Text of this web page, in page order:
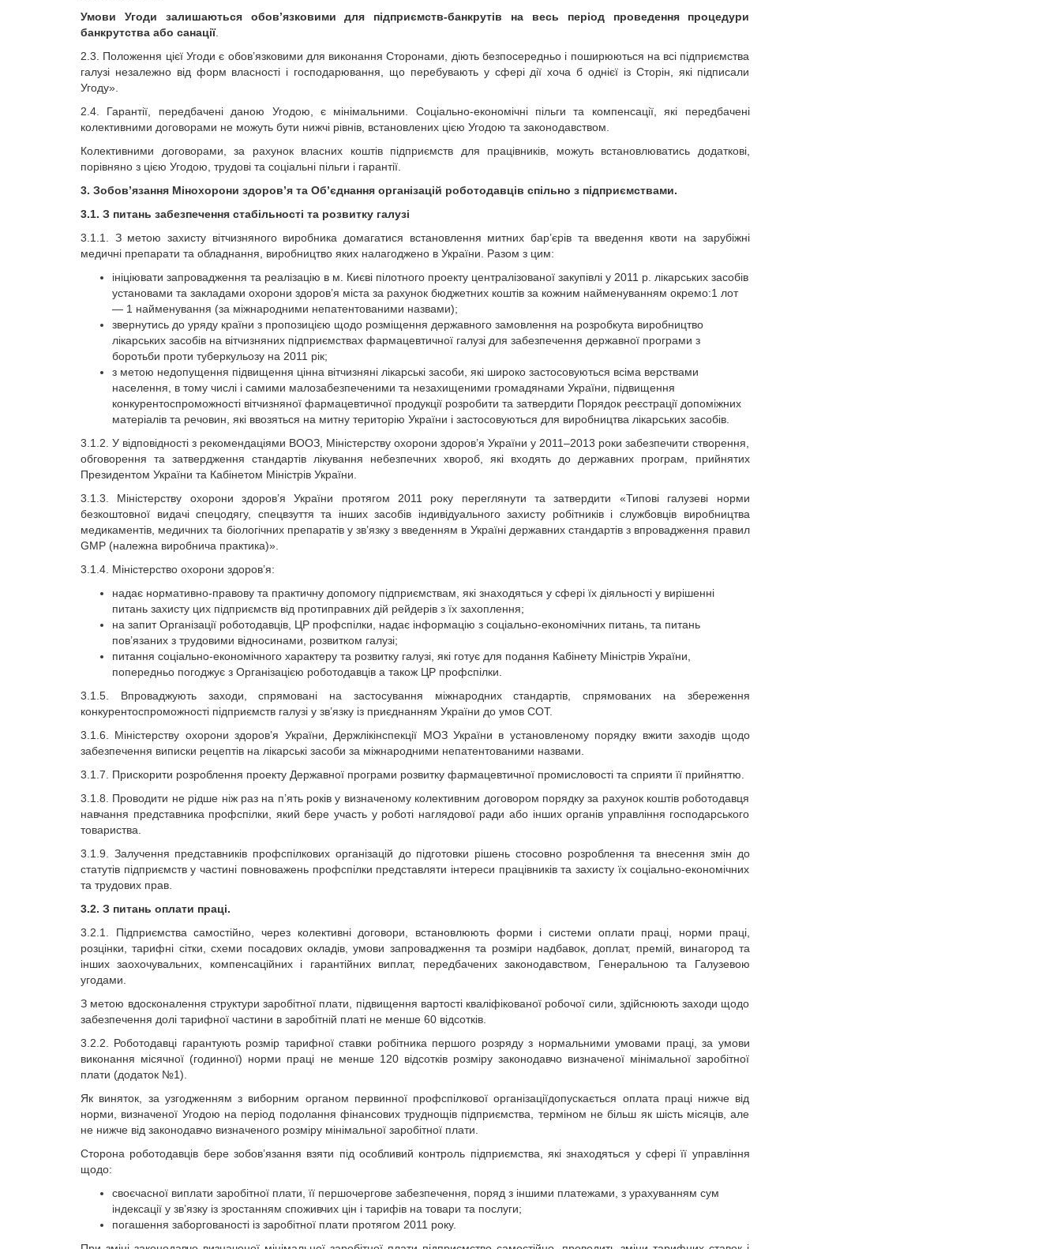
Умови Угоди залишаються обов’язковими для підприємств-банкрутів на весь період проведення процедури
банкрутства або санації.
2.3. Положення цієї Угоди є обов’язковими для виконання Сторонами, діють безпосередньо і поширюються на всі підприємства
галузі незалежно від форм власності і господарювання, що перебувають у сфері дії хоча б однієї із Сторін, які підписали
Угоду».
2.4. Гарантії, передбачені даною Угодою, є мінімальними. Соціально-економічні пільги та компенсації, які передбачені
колективними договорами не можуть бути нижчі рівнів, встановлених цією Угодою та законодавством.
Колективними договорами, за рахунок власних коштів підприємств для працівників, можуть встановлюватись додаткові,
порівняно з цією Угодою, трудові та соціальні пільги і гарантії.
3. Зобов’язання Мінохорони здоров’я та Об’єднання організацій роботодавців спільно з підприємствами.
3.1. З питань забезпечення стабільності та розвитку галузі
3.1.1. З метою захисту вітчизняного виробника домагатися встановлення митних бар’єрів та введення квоти на зарубіжні
медичні препарати та обладнання, виробництво яких налагоджено в України. Разом з цим:
ініціювати запровадження та реалізацію в м. Києві пілотного проекту централізованої закупівлі у 2011 р. лікарських засобів
установами та закладами охорони здоров’я міста за рахунок бюджетних коштів за кожним найменуванням окремо:1 лот
— 1 найменування (за міжнародними непатентованими назвами);
звернутись до уряду країни з пропозицією щодо розміщення державного замовлення на розробкута виробництво
лікарських засобів на вітчизняних підприємствах фармацевтичної галузі для забезпечення державної програми з
боротьби проти туберкульозу на 2011 рік;
з метою недопущення підвищення цінна вітчизняні лікарські засоби, які широко застосовуються всіма верствами
населення, в тому числі і самими малозабезпеченими та незахищеними громадянами України, підвищення
конкурентоспроможності вітчизняної фармацевтичної продукції розробити та затвердити Порядок реєстрації допоміжних
матеріалів та речовин, які ввозяться на митну територію України і застосовуються для виробництва лікарських засобів.
3.1.2. У відповідності з рекомендаціями ВООЗ, Міністерству охорони здоров’я України у 2011–2013 роки забезпечити створення,
обговорення та затвердження стандартів лікування небезпечних хвороб, які входять до державних програм, прийнятих
Президентом України та Кабінетом Міністрів України.
3.1.3. Міністерству охорони здоров’я України протягом 2011 року переглянути та затвердити «Типові галузеві норми
безкоштовної видачі спецодягу, спецвзуття та інших засобів індивідуального захисту робітників і службовців виробництва
медикаментів, медичних та біологічних препаратів у зв’язку з введенням в Україні державних стандартів з впровадження правил
GMP (належна виробнича практика)».
3.1.4. Міністерство охорони здоров’я:
надає нормативно-правову та практичну допомогу підприємствам, які знаходяться у сфері їх діяльності у вирішенні
питань захисту цих підприємств від протиправних дій рейдерів з їх захоплення;
на запит Організації роботодавців, ЦР профспілки, надає інформацію з соціально-економічних питань, та питань
пов’язаних з трудовими відносинами, розвитком галузі;
питання соціально-економічного характеру та розвитку галузі, які готує для подання Кабінету Міністрів України,
попередньо погоджує з Організацією роботодавців а також ЦР профспілки.
3.1.5. Впроваджують заходи, спрямовані на застосування міжнародних стандартів, спрямованих на збереження
конкурентоспроможності підприємств галузі у зв’язку із приєднанням України до умов СОТ.
3.1.6. Міністерству охорони здоров’я України, Держлікінспекції МОЗ України в установленому порядку вжити заходів щодо
забезпечення виписки рецептів на лікарські засоби за міжнародними непатентованими назвами.
3.1.7. Прискорити розроблення проекту Державної програми розвитку фармацевтичної промисловості та сприяти її прийняттю.
3.1.8. Проводити не рідше ніж раз на п’ять років у визначеному колективним договором порядку за рахунок коштів роботодавця
навчання представника профспілки, який бере участь у роботі наглядової ради або інших органів управління господарського
товариства.
3.1.9. Залучення представників профспілкових організацій до підготовки рішень стосовно розроблення та внесення змін до
статутів підприємств у частині повноважень профспілки представляти інтереси працівників та захисту їх соціально-економічних
та трудових прав.
3.2. З питань оплати праці.
3.2.1. Підприємства самостійно, через колективні договори, встановлюють форми і системи оплати праці, норми праці,
розцінки, тарифні сітки, схеми посадових окладів, умови запровадження та розміри надбавок, доплат, премій, винагород та
інших заохочувальних, компенсаційних і гарантійних виплат, передбачених законодавством, Генеральною та Галузевою
угодами.
З метою вдосконалення структури заробітної плати, підвищення вартості кваліфікованої робочої сили, здійснюють заходи щодо
забезпечення долі тарифної частини в заробітній платі не менше 60 відсотків.
3.2.2. Роботодавці гарантують розмір тарифної ставки робітника першого розряду з нормальними умовами праці, за умови
виконання місячної (годинної) норми праці не менше 120 відсотків розміру законодавчо визначеної мінімальної заробітної
плати (додаток №1).
Як виняток, за узгодженням з виборним органом первинної профспілкової організаціїдопускається оплата праці нижче від
норми, визначеної Угодою на період подолання фінансових труднощів підприємства, терміном не більш як шість місяців, але
не нижче від законодавчо визначеного розміру мінімальної заробітної плати.
Сторона роботодавців бере зобов’язання взяти під особливий контроль підприємства, які знаходяться у сфері її управління
щодо:
своєчасної виплати заробітної плати, її першочергове забезпечення, поряд з іншими платежами, з урахуванням сум
індексації у зв’язку із зростанням споживчих цін і тарифів на товари та послуги;
погашення заборгованості із заробітної плати протягом 2011 року.